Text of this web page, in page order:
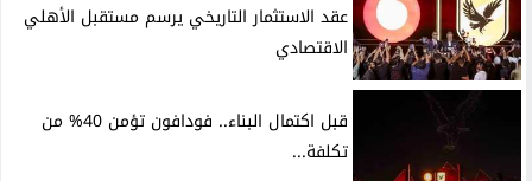
عقد الاستثمار التاريخي يرسم مستقبل الأهلي
الاقتصادي
قبل اكتمال البناء.. فودافون تؤمن 40% من
تكلفة...